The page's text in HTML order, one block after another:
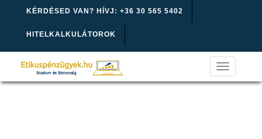
KÉRDÉSED VAN? HÍVJ: +36 30 565 5402
HITELKALKULÁTOROK
Toggle
navigation